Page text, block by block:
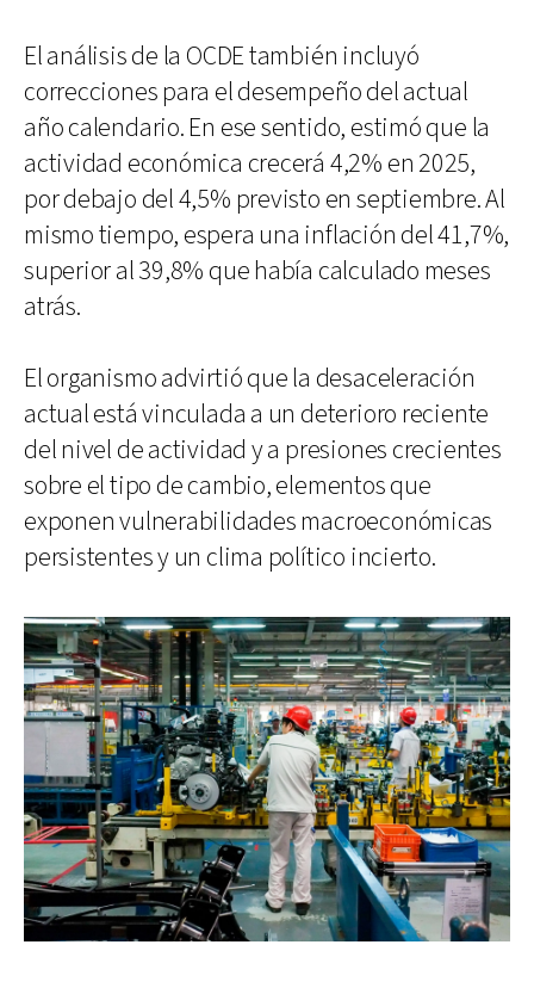
El análisis de la OCDE también incluyó
correcciones para el desempeño del actual
año calendario. En ese sentido, estimó que la
actividad económica crecerá 4,2% en 2025,
por debajo del 4,5% previsto en septiembre. Al
mismo tiempo, espera una inflación del 41,7%,
superior al 39,8% que había calculado meses
atrás.
El organismo advirtió que la desaceleración
actual está vinculada a un deterioro reciente
del nivel de actividad y a presiones crecientes
sobre el tipo de cambio, elementos que
exponen vulnerabilidades macroeconómicas
persistentes y un clima político incierto.